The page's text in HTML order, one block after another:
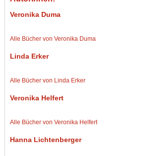
Veronika Duma
Alle Bücher von Veronika Duma
Linda Erker
Alle Bücher von Linda Erker
Veronika Helfert
Alle Bücher von Veronika Helfert
Hanna Lichtenberger